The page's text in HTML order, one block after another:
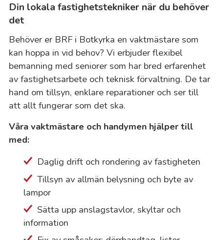
Din lokala fastighetstekniker när du behöver
det
Behöver er BRF i Botkyrka en vaktmästare som
kan hoppa in vid behov? Vi erbjuder flexibel
bemanning med seniorer som har bred erfarenhet
av fastighetsarbete och teknisk förvaltning. De tar
hand om tillsyn, enklare reparationer och ser till
att allt fungerar som det ska.
Våra vaktmästare och handymen hjälper till
med:
Daglig drift och rondering av fastigheten
Tillsyn av allmän belysning och byte av
lampor
Sätta upp anslagstavlor, skyltar och
information